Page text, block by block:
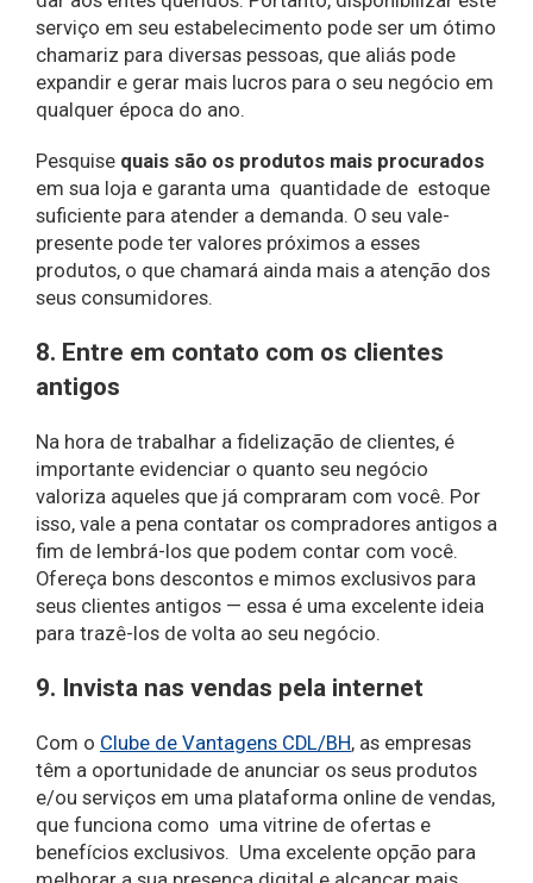
serviço em seu estabelecimento pode ser um ótimo
chamariz para diversas pessoas, que aliás pode
expandir e gerar mais lucros para o seu negócio em
qualquer época do ano.
Pesquise quais são os produtos mais procurados
em sua loja e garanta uma quantidade de estoque
suficiente para atender a demanda. O seu vale-
presente pode ter valores próximos a esses
produtos, o que chamará ainda mais a atenção dos
seus consumidores.
8. Entre em contato com os clientes
antigos
Na hora de trabalhar a fidelização de clientes, é
importante evidenciar o quanto seu negócio
valoriza aqueles que já compraram com você. Por
isso, vale a pena contatar os compradores antigos a
fim de lembrá-los que podem contar com você.
Ofereça bons descontos e mimos exclusivos para
seus clientes antigos — essa é uma excelente ideia
para trazê-los de volta ao seu negócio.
9. Invista nas vendas pela internet
Com o Clube de Vantagens CDL/BH, as empresas
têm a oportunidade de anunciar os seus produtos
e/ou serviços em uma plataforma online de vendas,
que funciona como uma vitrine de ofertas e
benefícios exclusivos. Uma excelente opção para